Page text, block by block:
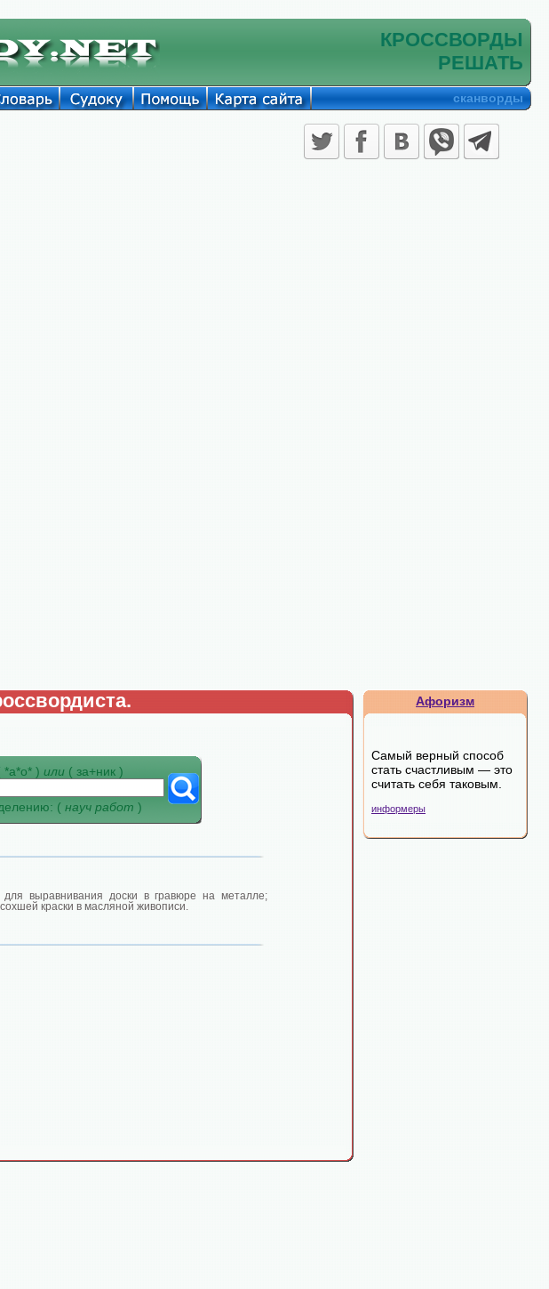
КРОССВОРДЫ
РЕШАТЬ
сканворды
*а*о* ) или ( за+ник )
( науч работ )
для выравнивания доски в гравюре на металле;
краски в масляной живописи.
Афоризм
Самый верный способ
стать счастливым — это
считать себя таковым.
информеры